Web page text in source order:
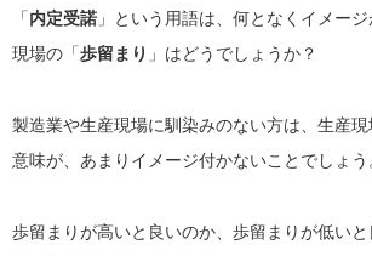
「内定受諾 」という用語は、何となくイメー
現場の「歩留まり 」はどうでしょうか？
製造業や生産現場に馴染みのない方は、生産
意味が、あまりイメージ付かないことでしょう
歩留まりが高いと良いのか、歩留まりが低い